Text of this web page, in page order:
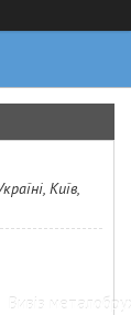
Вивіз
Київ,